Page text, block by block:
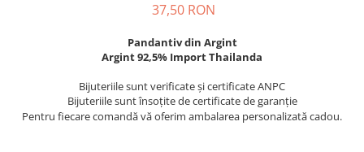
37,50 RON
Pandantiv din Argint
Argint 92,5% Import Thailanda
Bijuteriile sunt verificate şi certificate ANPC
Bijuteriile sunt însoţite de certificate de garanţie
Pentru fiecare comandă vă oferim ambalarea personalizată cadou.